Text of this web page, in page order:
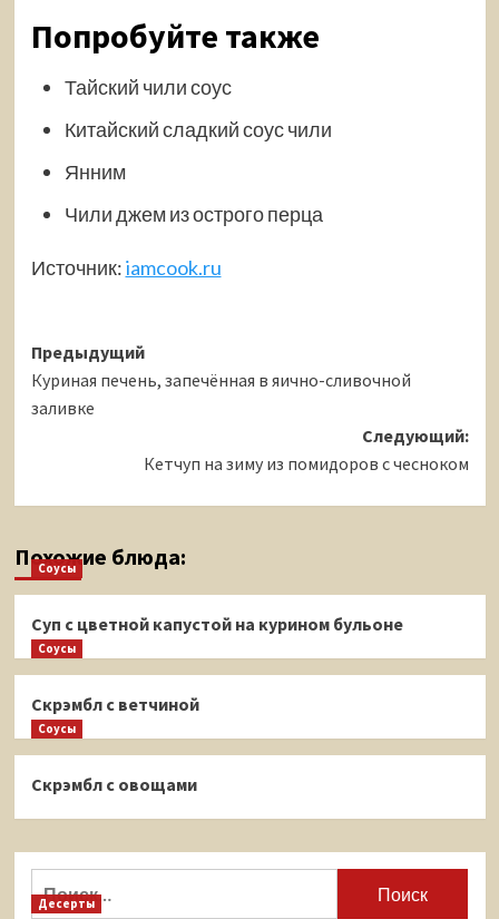
Попробуйте также
Тайский чили соус
Китайский сладкий соус чили
Янним
Чили джем из острого перца
Источник:iamcook.ru
Навигация
записи
Предыдущий
Куриная печень, запечённая в яично-сливочной
заливке
Следующий:
Кетчуп на зиму из помидоров с чесноком
Похожие блюда:
Соусы
Суп с цветной капустой на курином бульоне
Соусы
Скрэмбл с ветчиной
Соусы
Скрэмбл с овощами
Десерты